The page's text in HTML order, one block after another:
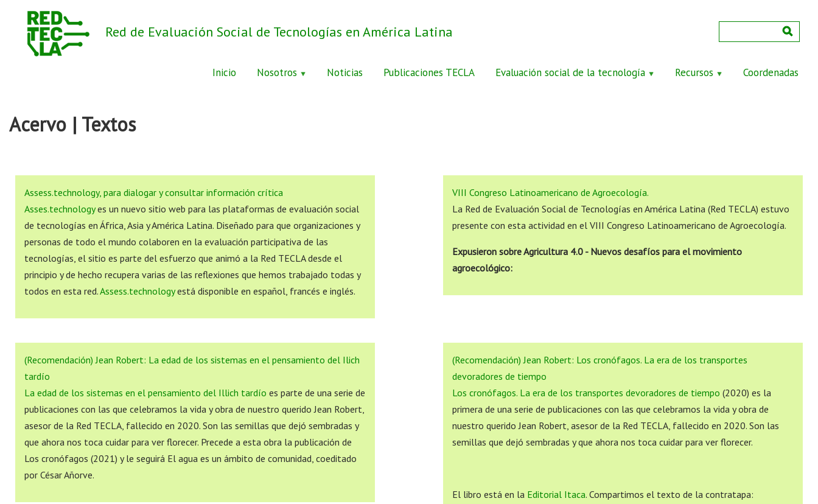
Red de Evaluación Social de Tecnologías en América Latina
Inicio Nosotros Noticias Publicaciones TECLA Evaluación social de la tecnología Recursos Coordenadas
Acervo | Textos
Assess.technology, para dialogar y consultar información crítica
Asses.technologyes un nuevo sitio web para las plataformas de evaluación social
de tecnologías en África, Asia y América Latina. Diseñado para que organizaciones y
personas de todo el mundo colaboren en la evaluación participativa de las
tecnologías, el sitio es parte del esfuerzo que animó a la Red TECLA desde el
principio y de hecho recupera varias de las reflexiones que hemos trabajado todas y
todos en esta red.Assess.technologyestá disponible en español, francés e inglés.
VIII Congreso Latinoamericano de Agroecología.
La Red de Evaluación Social de Tecnologías en América Latina (Red TECLA) estuvo
presente con esta actividad en el VIII Congreso Latinoamericano de Agroecología.
Expusieron sobre Agricultura 4.0 - Nuevos desafíos para el movimiento
agroecológico:
(Recomendación) Jean Robert: La edad de los sistemas en el pensamiento del Ilich
tardío
La edad de los sistemas en el pensamiento del Illich tardío es parte de una serie de
publicaciones con las que celebramos la vida y obra de nuestro querido Jean Robert,
asesor de la Red TECLA, fallecido en 2020. Son las semillas que dejó sembradas y
que ahora nos toca cuidar para ver florecer. Precede a esta obra la publicación de
Los cronófagos (2021) y le seguirá El agua es un ámbito de comunidad, coeditado
por César Añorve.
(Recomendación) Jean Robert: Los cronófagos. La era de los transportes
devoradores de tiempo
Los cronófagos. La era de los transportes devoradores de tiempo (2020) es la
primera de una serie de publicaciones con las que celebramos la vida y obra de
nuestro querido Jean Robert, asesor de la Red TECLA, fallecido en 2020. Son las
semillas que dejó sembradas y que ahora nos toca cuidar para ver florecer.
El libro está en la Editorial Itaca. Compartimos el texto de la contratapa: